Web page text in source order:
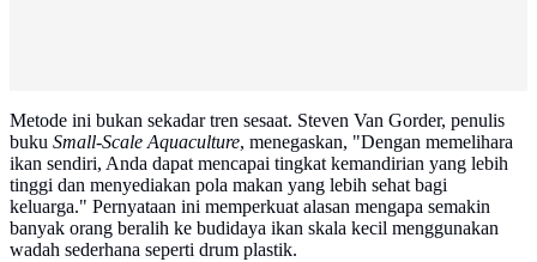
Metode ini bukan sekadar tren sesaat. Steven Van Gorder, penulis
buku Small-Scale Aquaculture, menegaskan, "Dengan memelihara
ikan sendiri, Anda dapat mencapai tingkat kemandirian yang lebih
tinggi dan menyediakan pola makan yang lebih sehat bagi
keluarga." Pernyataan ini memperkuat alasan mengapa semakin
banyak orang beralih ke budidaya ikan skala kecil menggunakan
wadah sederhana seperti drum plastik.